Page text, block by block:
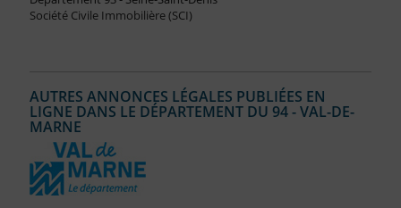
Société Civile Immobilière (SCI)
AUTRES ANNONCES LÉGALES PUBLIÉES EN
LIGNE DANS LE DÉPARTEMENT DU 94 - VAL-DE-
MARNE